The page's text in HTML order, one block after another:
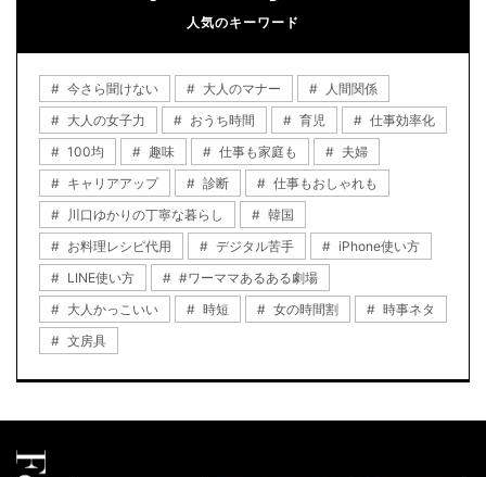
人気のキーワード
今さら聞けない 大人のマナー
人間関係
大人の女子力
おうち時間 育児
仕事効率化
100均
趣味 仕事も家庭も
夫婦
キャリアアップ
診断
仕事もおしゃれも
川口ゆかりの丁寧な暮らし
韓国
お料理レシピ代用
デジタル苦手
iPhone使い方
LINE使い方
#ワーママあるある劇場
大人かっこいい
時短 女の時間割
時事ネタ
文房具